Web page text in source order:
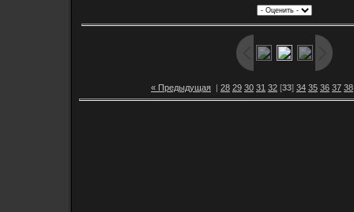
« Предыдущая | 28 29 30 31 32 [33] 34 35 36 37 38